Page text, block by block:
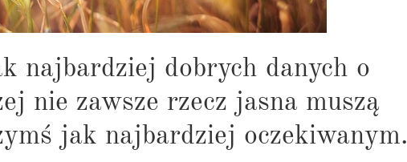
najbardziej dobrych danych o
nie zawsze rzecz jasna muszą
jak najbardziej oczekiwanym.